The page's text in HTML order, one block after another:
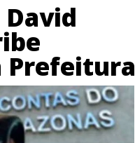
David
Prefeitura